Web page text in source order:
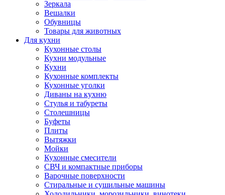
Зеркала
Вешалки
Обувницы
Товары для животных
Для кухни
Кухонные столы
Кухни модульные
Кухни
Кухонные комплекты
Кухонные уголки
Диваны на кухню
Стулья и табуреты
Столешницы
Буфеты
Плиты
Вытяжки
Мойки
Кухонные смесители
СВЧ и компактные приборы
Варочные поверхности
Стиральные и сушильные машины